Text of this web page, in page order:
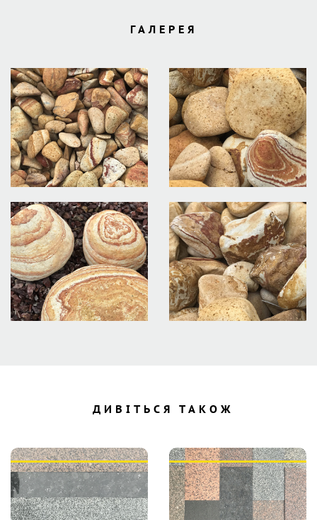
ГАЛЕРЕЯ
ДИВІТЬСЯ ТАКОЖ